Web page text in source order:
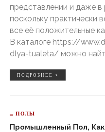
представлении и даже
поскольку практически
все её положительные
В каталоге https://
dlya-tualeta/ можно
ПОДРОБНЕЕ >
ПОЛЫ
Промышленный Пол,